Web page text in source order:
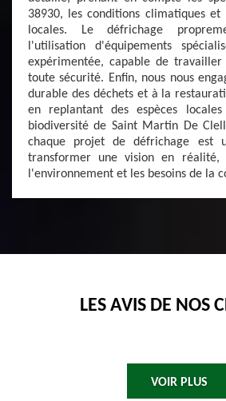
38930, les conditions climatiques et
locales. Le défrichage
l'utilisation d'équipements
expérimentée, capable de
toute sécurité. Enfin, nous nous
durable des déchets et à la
en replantant des espèces
biodiversité de Saint Martin De
chaque projet de défrichage est
transformer une vision en réalité,
l'environnement et les besoins de la
LES AVIS DE NOS
VOIR PLUS